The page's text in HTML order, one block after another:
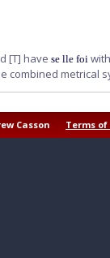
[T] have se lle foi
combined metrical
Casson Terms of